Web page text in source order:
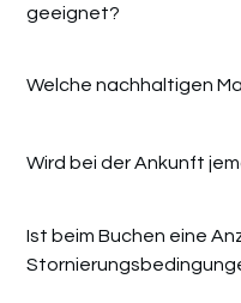
geeignet?
Welche nachhaltigen
Wird bei der Ankunft
Ist beim Buchen eine